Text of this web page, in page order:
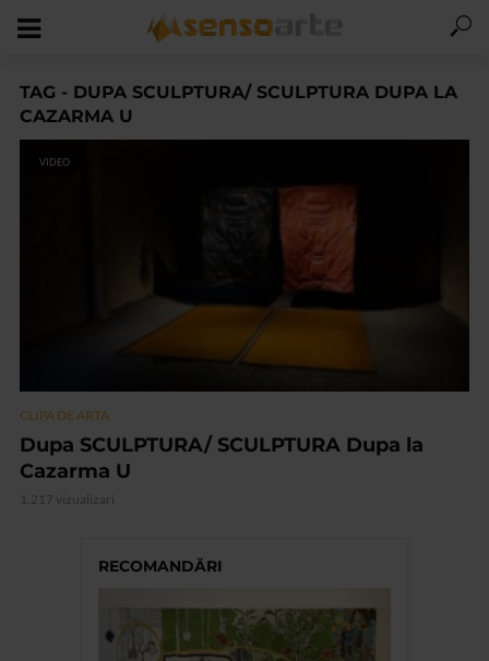
TAG - DUPA SCULPTURA/ SCULPTURA DUPA LA
CAZARMA U
VIDEO
CLIPA DE ARTA
Dupa SCULPTURA/ SCULPTURA Dupa la
Cazarma U
1.217 vizualizari
RECOMANDĂRI